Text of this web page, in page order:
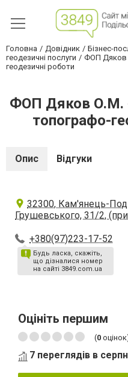
Головна Довідник Бізнес-
геодезичні послуги
ФОП Дяков
геодезичні роботи
ФОП Дяков О.М.
топографо-
Опис Відгуки
32300, Кам'янець-
Грушевського, 31/2,
+380(97)223-17-52
Будь ласка, скажіть,
що дізналися номер
на сайті 3849.com.ua
Оцініть першим
(0
7 переглядів в